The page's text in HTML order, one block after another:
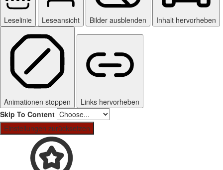
Leselinie Leseansicht Bilder ausblenden Inhalt hervorheben
Animationen stoppen
Links hervorheben
Skip To Content
Einstellungen zurücksetzen